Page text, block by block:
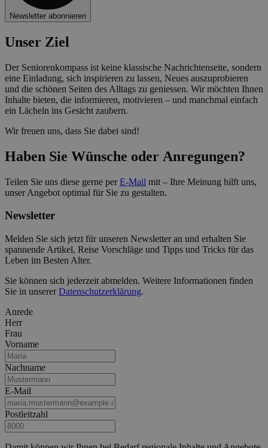
Newsletter abonnieren
Unser Ziel
Der Seniorenkompass ist keine klassische Nachrichtenseite, sondern
eine Einladung, sich inspirieren zu lassen, Neues auszuprobieren
und die schönen Seiten des Alltags zu geniessen. Wir möchten Ihnen
Inhalte bieten, die informieren, motivieren – und manchmal einfach
ein Lächeln ins Gesicht zaubern.
Wir freuen uns, dass Sie dabei sind!
Haben Sie Wünsche oder Anregungen?
Teilen Sie uns diese gerne perE-Mail mit – Ihre Meinung hilft uns,
unser Angebot optimal für Sie zu gestalten.
Newsletter
Melden Sie sich jetzt für unseren Newsletter an und erhalten Sie
spannende Artikel, Reise Vorschläge und Tipps und Tricks für das
Leben im Besten Alter.
Sie können sich jederzeit abmelden. Weitere Informationen finden
Sie in unsererDatenschutzerklärung.
Anrede
Herr
Frau
Vorname
Nachname
E-Mail
Postleitzahl